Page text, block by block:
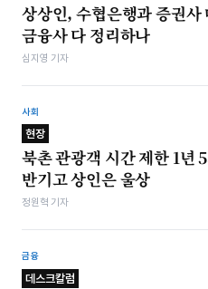
상상인, 수협은행과 증권
금융사 다 정리하나
심지영 기자
사회
현장
북촌 관광객 시간 제한 1년
반기고 상인은 울상
정원혁 기자
금융
데스크칼럼